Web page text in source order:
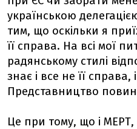
українською
тим, що оскільки я
її справа. На всі мої
радянському стилі
знає і все не її
Представництво
Це при тому, що і